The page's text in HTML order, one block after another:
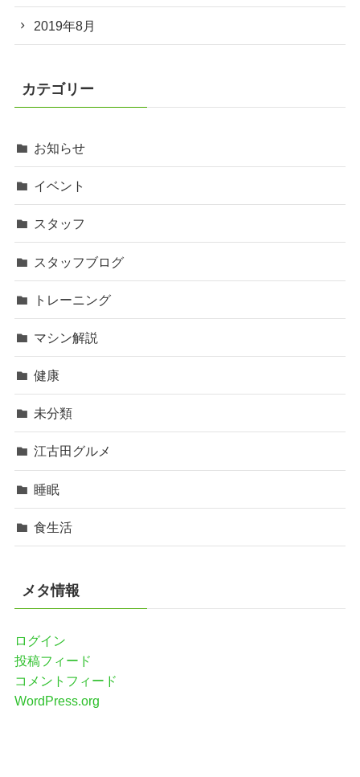
2019年8月
カテゴリー
お知らせ
イベント
スタッフ
スタッフブログ
トレーニング
マシン解説
健康
未分類
江古田グルメ
睡眠
食生活
メタ情報
ログイン
投稿フィード
コメントフィード
WordPress.org